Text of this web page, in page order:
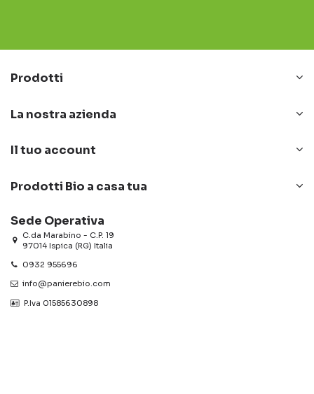
Prodotti
La nostra azienda
Il tuo account
Prodotti Bio a casa tua
Sede Operativa
C.da Marabino - C.P. 19
97014 Ispica (RG) Italia
0932 955696
info@panierebio.com
‎‎‎‎‎ P.Iva 01585630898